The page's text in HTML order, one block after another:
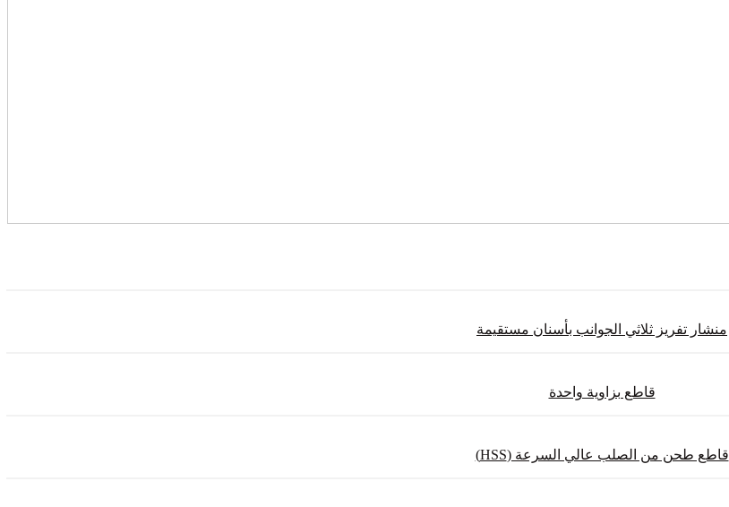
منشار تفريز ثلاثي الجوانب بأسنان مستقيمة
قاطع بزاوية واحدة
قاطع طحن من الصلب عالي السرعة (HSS)